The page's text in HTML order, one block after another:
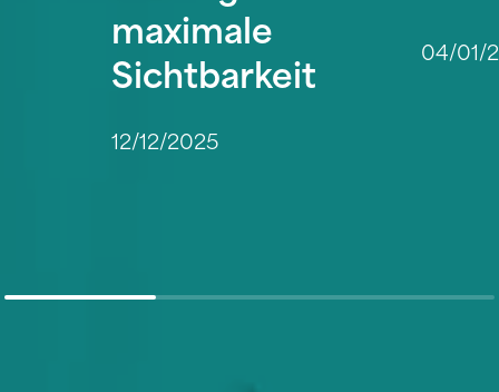
maximale
Sichtbarkeit
12/12/2025
04/01/